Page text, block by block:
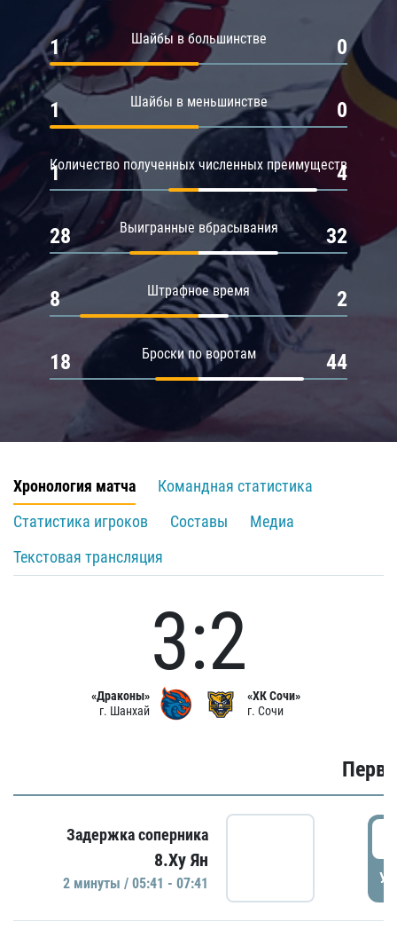
Шайбы в большинстве
1 0
Шайбы в меньшинстве
1 0
Количество полученных численных преимуществ
1 4
Выигранные вбрасывания
28 32
Штрафное время
8 2
Броски по воротам
18 44
Хронология матча
Командная статистика
Статистика игроков
Составы
Медиа
Текстовая трансляция
«Драконы»
г. Шанхай
3:2
«ХК Сочи»
г. Сочи
Задержка соперника
8.Ху Ян
2 минуты / 05:41 - 07:41